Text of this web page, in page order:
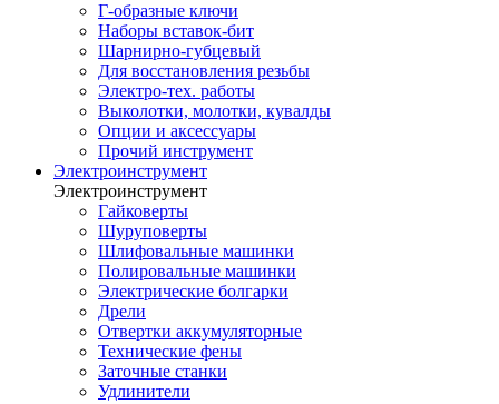
Г-образные ключи
Наборы вставок-бит
Шарнирно-губцевый
Для восстановления резьбы
Электро-тех. работы
Выколотки, молотки, кувалды
Опции и аксессуары
Прочий инструмент
Электроинструмент
Электроинструмент
Гайковерты
Шуруповерты
Шлифовальные машинки
Полировальные машинки
Электрические болгарки
Дрели
Отвертки аккумуляторные
Технические фены
Заточные станки
Удлинители